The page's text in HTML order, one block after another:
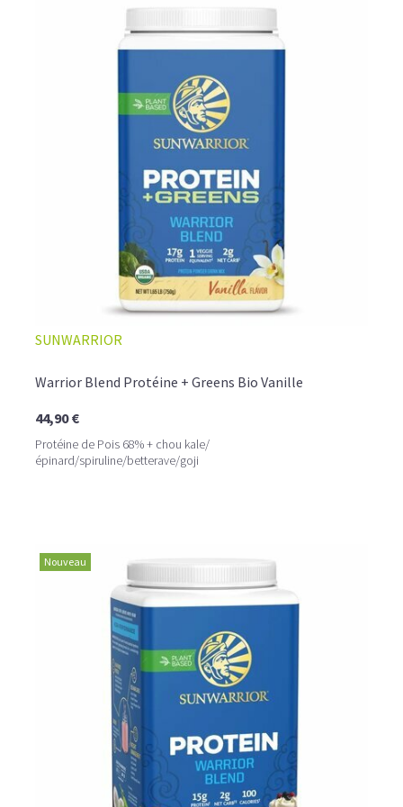
SUNWARRIOR
Warrior Blend Protéine + Greens Bio Vanille
44,90 €
Protéine de Pois 68% + chou kale/
épinard/spiruline/betterave/goji
Nouveau